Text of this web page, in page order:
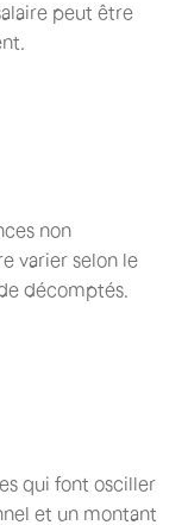
peut être
non
varier selon le
décomptés.
qui font osciller
et un montant